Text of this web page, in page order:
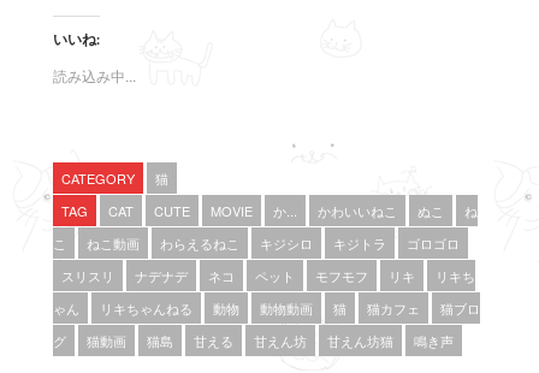
ク
て
w
i
で
共
有
新
し
い
ウ
ィ
ン
ド
ウ
で
開
き
o
に
は
ク
リ
ッ
ク
し
て
く
だ
さ
い
(
新
し
(
新
し
い
ウ
ィ
ン
ド
ウ
で
開
き
いいね:
読み込み中...
CATEGORY
猫
TAG
CAT CUTE MOVIE か... かわいいねこ ぬこ
ね
こ
ねこ動画 わらえるねこ キジシロ キジトラ
ゴロゴロ
スリスリ
ナデナデ ネコ ペット モフモフ リキ
リキち
ゃん
リキちゃんねる 動物 動物動画 猫 猫カフェ
猫ブロ
グ
猫動画 猫島 甘える 甘えん坊 甘えん坊猫 鳴き声